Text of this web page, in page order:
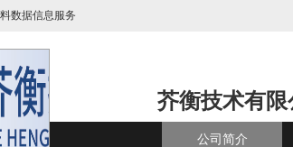
数据信息服务
芥衡技术有限
公司简介